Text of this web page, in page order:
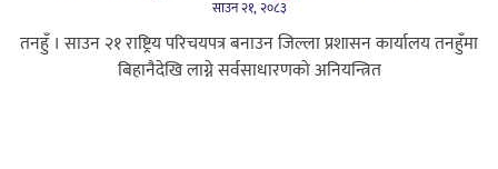
साउन २१, २०८३
तनहुँ । साउन २१ राष्ट्रिय परिचयपत्र बनाउन जिल्ला प्रशासन कार्यालय तनहुँमा
बिहानैदेखि लाग्ने सर्वसाधारणको अनियन्त्रित